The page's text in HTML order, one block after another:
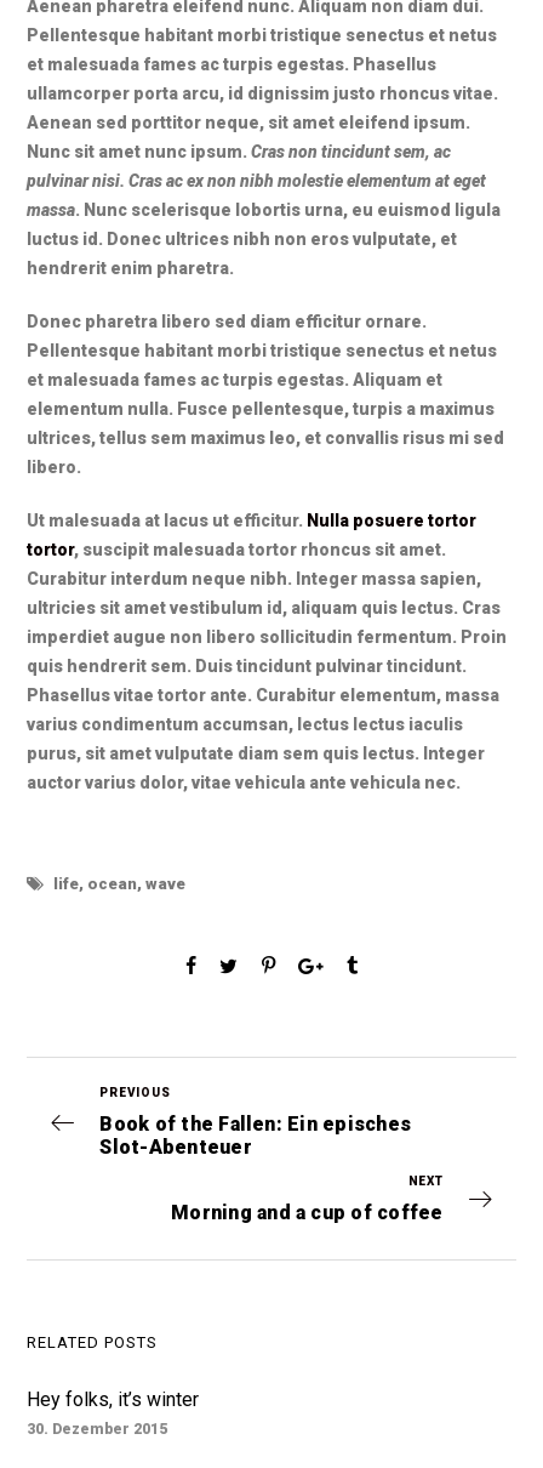
Aenean pharetra eleifend nunc. Aliquam non diam dui.
Pellentesque habitant morbi tristique senectus et netus
et malesuada fames ac turpis egestas. Phasellus
ullamcorper porta arcu, id dignissim justo rhoncus vitae.
Aenean sed porttitor neque, sit amet eleifend ipsum.
Nunc sit amet nunc ipsum.Cras non tincidunt sem, ac
pulvinar nisi. Cras ac ex non nibh molestie elementum at eget
massa. Nunc scelerisque lobortis urna, eu euismod ligula
luctus id. Donec ultrices nibh non eros vulputate, et
hendrerit enim pharetra.
Donec pharetra libero sed diam efficitur ornare.
Pellentesque habitant morbi tristique senectus et netus
et malesuada fames ac turpis egestas. Aliquam et
elementum nulla. Fusce pellentesque, turpis a maximus
ultrices, tellus sem maximus leo, et convallis risus mi sed
libero.
Ut malesuada at lacus ut efficitur. Nulla posuere tortor
tortor, suscipit malesuada tortor rhoncus sit amet.
Curabitur interdum neque nibh. Integer massa sapien,
ultricies sit amet vestibulum id, aliquam quis lectus. Cras
imperdiet augue non libero sollicitudin fermentum. Proin
quis hendrerit sem. Duis tincidunt pulvinar tincidunt.
Phasellus vitae tortor ante. Curabitur elementum, massa
varius condimentum accumsan, lectus lectus iaculis
purus, sit amet vulputate diam sem quis lectus. Integer
auctor varius dolor, vitae vehicula ante vehicula nec.
life, ocean,wave
PREVIOUS
Book of the Fallen: Ein episches
Slot-Abenteuer
NEXT
Morning and a cup of coffee
RELATED POSTS
Hey folks, it’s winter
30. Dezember 2015